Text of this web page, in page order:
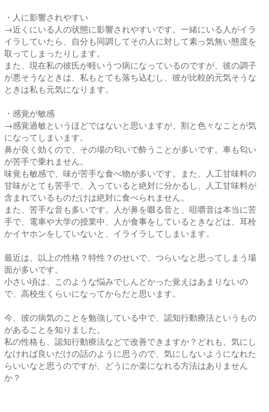
・人に影響されやすい
→近くにいる人の状態に影響されやすいです。一緒にいる人がイラ
イラしていたら、自分も同調してその人に対して素っ気無い態度を
取ってしまったりします。
また、現在私の彼氏が軽いうつ病になっているのですが、彼の調子
が悪そうなときは、私もとても落ち込むし、彼が比較的元気そうな
ときは私も元気になります。
・感覚が敏感
→感覚過敏というほどではないと思いますが、割と色々なことが気
になってしまいます。
鼻が良く効くので、その場の匂いで酔うことが多いです。車も匂い
が苦手で乗れません。
味覚も敏感で、味が苦手な食べ物が多いです。また、人工甘味料の
甘味がとても苦手で、入っていると絶対に分かるし、人工甘味料が
含まれているものだけは絶対に食べられません。
また、苦手な音も多いです。人が鼻を啜る音と、咀嚼音は本当に苦
手で、電車や大学の授業中、人が食事をしているときなどは、耳栓
かイヤホンをしていないと、イライラしてしまいます。
最近は、以上の性格？特性？のせいで、つらいなと思ってしまう場
面が多いです。
小さい頃は、このような悩みでしんどかった覚えはあまりないの
で、高校生くらいになってからだと思います。
今、彼の病気のことを勉強している中で、認知行動療法というもの
があることを知りました。
私の性格も、認知行動療法などで改善できますか？どれも、気にし
なければ良いだけの話のように思うので、気にしないようになれた
らいいなと思うのですが、どうにか楽になれる方法はありません
か？